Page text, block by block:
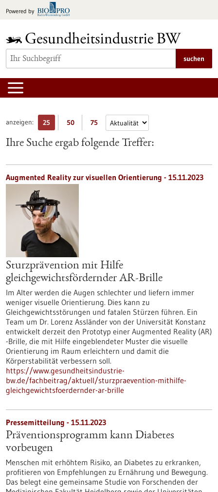
Inhalt
Powered by
suchen
anzeigen: 25 50 75
Ihre Suche ergab folgende Treffer:
Augmented Reality zur visuellen Orientierung - 15.11.2023
Sturzprävention mit Hilfe
gleichgewichtsfördernder AR-Brille
Im Alter werden die Augen schlechter und liefern immer
weniger visuelle Orientierung. Dies kann zu
Gleichgewichtsstörungen und fatalen Stürzen führen. Ein
Team um Dr. Lorenz Assländer von der Universität Konstanz
entwickelt derzeit den Prototyp einer Augmented Reality (AR)
-Brille, die mit Hilfe eingeblendeter Muster die visuelle
Orientierung im Raum erleichtern und damit die
Körperstabilität verbessern soll.
https://www.gesundheitsindustrie-
bw.de/fachbeitrag/aktuell/sturzpraevention-mithilfe-
gleichgewichtsfoerdernder-ar-brille
Pressemitteilung - 15.11.2023
Präventionsprogramm kann Diabetes
vorbeugen
Menschen mit erhöhtem Risiko, an Diabetes zu erkranken,
profitieren von Empfehlungen zu Ernährung und Bewegung.
Das belegt eine gemeinsame Studie von Forschenden der